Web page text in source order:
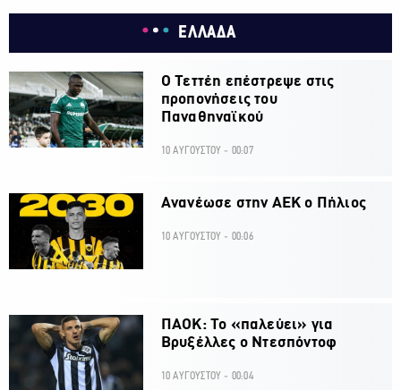
ΕΛΛΑΔΑ
Ο Τεττέη επέστρεψε στις
προπονήσεις του
Παναθηναϊκού
10 ΑΥΓΟΥΣΤΟΥ - 00:07
Ανανέωσε στην ΑΕΚ ο Πήλιος
10 ΑΥΓΟΥΣΤΟΥ - 00:06
ΠΑΟΚ: Το «παλεύει» για
Βρυξέλλες ο Ντεσπόντοφ
10 ΑΥΓΟΥΣΤΟΥ - 00:04